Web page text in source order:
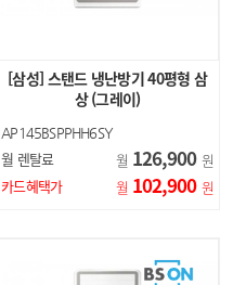
[삼성] 스탠드 냉난방기 40평형 삼
상 (그레이)
AP145BSPPHH6SY
월 렌탈료 월 126,900 원
카드혜택가
월 102,900 원